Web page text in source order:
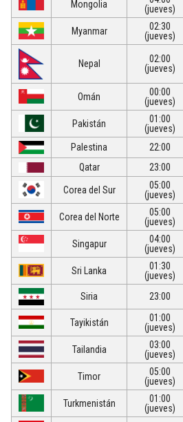
Mongolia
(jueves)
Myanmar
02:30
(jueves)
Nepal
02:00
(jueves)
Omán
00:00
(jueves)
Pakistán
01:00
(jueves)
Palestina 22:00
Qatar
23:00
Corea del Sur
05:00
(jueves)
Corea del Norte
05:00
(jueves)
Singapur
04:00
(jueves)
Sri Lanka
01:30
(jueves)
Siria 23:00
Tayikistán
01:00
(jueves)
Tailandia
03:00
(jueves)
Timor
05:00
(jueves)
Turkmenistán
01:00
(jueves)